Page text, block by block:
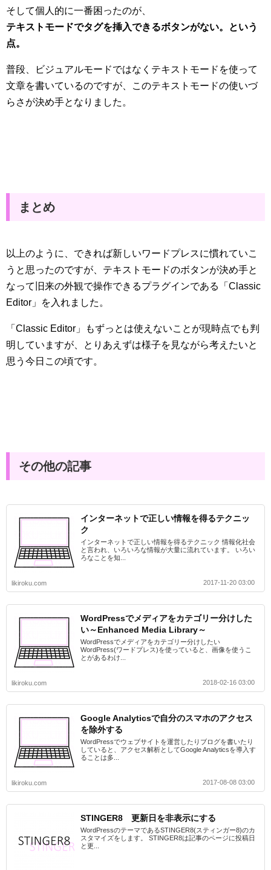
そして個人的に一番困ったのが、
テキストモードでタグを挿入できるボタンがない。という
点。
普段、ビジュアルモードではなくテキストモードを使って
文章を書いているのですが、このテキストモードの使いづ
らさが決め手となりました。
まとめ
以上のように、できれば新しいワードプレスに慣れていこ
うと思ったのですが、テキストモードのボタンが決め手と
なって旧来の外観で操作できるプラグインである「Classic
Editor」を入れました。
「Classic Editor」もずっとは使えないことが現時点でも判
明していますが、とりあえずは様子を見ながら考えたいと
思う今日この頃です。
その他の記事
インターネットで正しい情報を得るテクニッ
ク
インターネットで正しい情報を得るテクニック 情報化社会
と言われ、いろいろな情報が大量に流れています。 いろい
ろなことを知...
likiroku.com 2017-11-20 03:00
WordPressでメディアをカテゴリー分けした
い～Enhanced Media Library～
WordPressでメディアをカテゴリー分けしたい
WordPress(ワードプレス)を使っていると、画像を使うこ
とがあるわけ...
likiroku.com 2018-02-16 03:00
Google Analyticsで自分のスマホのアクセス
を除外する
WordPressでウェブサイトを運営したりブログを書いたり
していると、アクセス解析としてGoogle Analyticsを導入す
ることは多...
likiroku.com 2017-08-08 03:00
STINGER8 更新日を非表示にする
WordPressのテーマであるSTINGER8(スティンガー8)のカ
スタマイズをします。 STINGER8は記事のページに投稿日
と更...